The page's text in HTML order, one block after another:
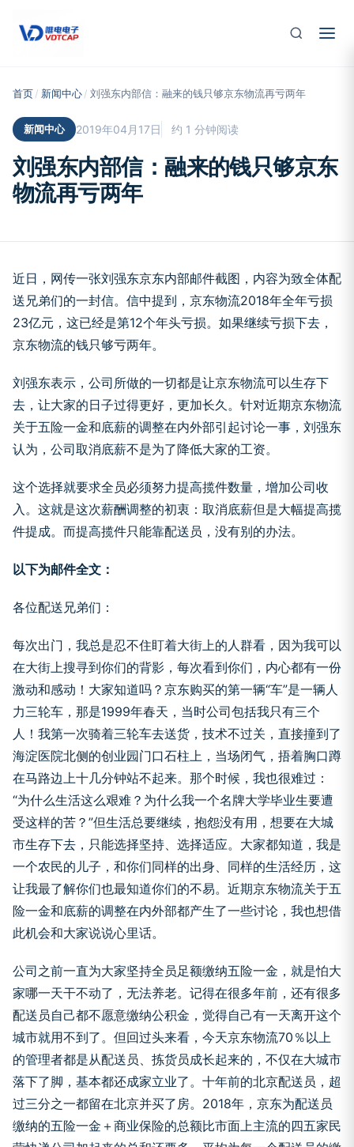
首页 / 新闻中心 / 刘强东内部信：融来的钱只够京东物流再亏两年
新闻中心 2019年04月17日 约 1 分钟阅读
刘强东内部信：融来的钱只够京东
物流再亏两年
近日，网传一张刘强东京东内部邮件截图，内容为致全体配
送兄弟们的一封信。信中提到，京东物流2018年全年亏损
23亿元，这已经是第12个年头亏损。如果继续亏损下去，
京东物流的钱只够亏两年。
刘强东表示，公司所做的一切都是让京东物流可以生存下
去，让大家的日子过得更好，更加长久。针对近期京东物流
关于五险一金和底薪的调整在内外部引起讨论一事，刘强东
认为，公司取消底薪不是为了降低大家的工资。
这个选择就要求全员必须努力提高揽件数量，增加公司收
入。这就是这次薪酬调整的初衷：取消底薪但是大幅提高揽
件提成。而提高揽件只能靠配送员，没有别的办法。
以下为邮件全文：
各位配送兄弟们：
每次出门，我总是忍不住盯着大街上的人群看，因为我可以
在大街上搜寻到你们的背影，每次看到你们，内心都有一份
激动和感动！大家知道吗？京东购买的第一辆“车”是一辆人
力三轮车，那是1999年春天，当时公司包括我只有三个
人！我第一次骑着三轮车去送货，技术不过关，直接撞到了
海淀医院北侧的创业园门口石柱上，当场闭气，捂着胸口蹲
在马路边上十几分钟站不起来。那个时候，我也很难过：
“为什么生活这么艰难？为什么我一个名牌大学毕业生要遭
受这样的苦？”但生活总要继续，抱怨没有用，想要在大城
市生存下去，只能选择坚持、选择适应。大家都知道，我是
一个农民的儿子，和你们同样的出身、同样的生活经历，这
让我最了解你们也最知道你们的不易。近期京东物流关于五
险一金和底薪的调整在内外部都产生了一些讨论，我也想借
此机会和大家说说心里话。
公司之前一直为大家坚持全员足额缴纳五险一金，就是怕大
家哪一天干不动了，无法养老。记得在很多年前，还有很多
配送员自己都不愿意缴纳公积金，觉得自己有一天离开这个
城市就用不到了。但回过头来看，今天京东物流70％以上
的管理者都是从配送员、拣货员成长起来的，不仅在大城市
落下了脚，基本都还成家立业了。十年前的北京配送员，超
过三分之一都留在北京并买了房。2018年，京东为配送员
缴纳的五险一金＋商业保险的总额比市面上主流的四五家民